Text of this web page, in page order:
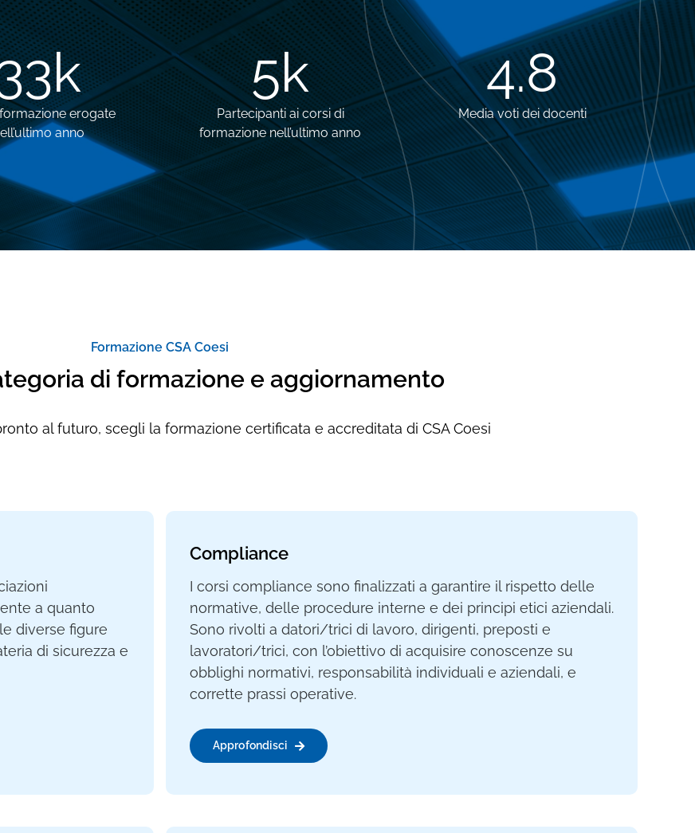
k
erogate
anno
5k
Partecipanti ai corsi di
formazione nell’ultimo anno
4.8
Media voti dei docenti
Formazione CSA Coesi
di formazione e aggiornamento
al futuro, scegli la formazione certificata e accreditata di CSA Coesi
a quanto
diverse figure
di sicurezza e
Compliance
I corsi compliance sono finalizzati a garantire il rispetto delle
normative, delle procedure interne e dei principi etici aziendali.
Sono rivolti a datori/trici di lavoro, dirigenti, preposti e
lavoratori/trici, con l’obiettivo di acquisire conoscenze su
obblighi normativi, responsabilità individuali e aziendali, e
corrette prassi operative.
Approfondisci